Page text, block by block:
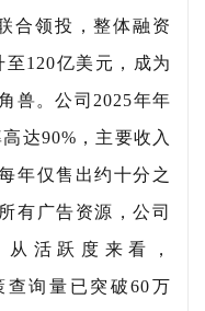
合领投，整体融资
120亿美元，成为
兽。公司2025年年
达90%，主要收入
年仅售出约十分之
有广告资源，公司
活跃度来看，
查询量已突破60万